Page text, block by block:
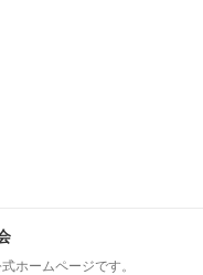
ホームページです。